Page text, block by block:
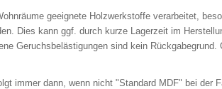
geeignete Holzwerkstoffe verarbeitet,
Dies kann ggf. durch kurze Lagerzeit im
Geruchsbelästigungen sind kein
immer dann, wenn nicht "Standard MDF" bei der